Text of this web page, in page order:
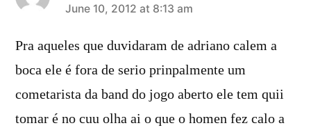
says:
June 10, 2012 at 8:13 am
Pra aqueles que duvidaram de adriano calem a
boca ele é fora de serio prinpalmente um
cometarista da band do jogo aberto ele tem quii
tomar é no cuu olha ai o que o homen fez calo a